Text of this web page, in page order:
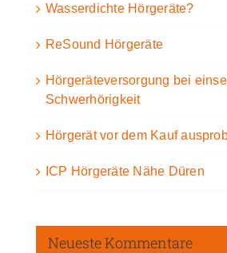
Wasserdichte Hörgeräte?
ReSound Hörgeräte
Hörgeräteversorgung bei
Schwerhörigkeit
Hörgerät vor dem Kauf
ICP Hörgeräte Nähe Düren
Neueste Kommentare